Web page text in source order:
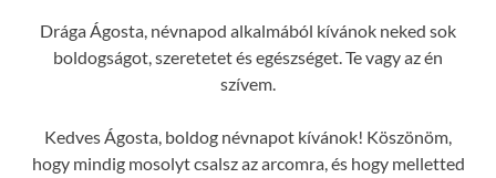
Drága Ágosta, névnapod alkalmából kívánok neked sok
boldogságot, szeretetet és egészséget. Te vagy az én
szívem.
Kedves Ágosta, boldog névnapot kívánok! Köszönöm,
hogy mindig mosolyt csalsz az arcomra, és hogy melletted